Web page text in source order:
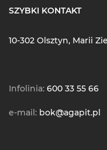
SZYBKI KONTAKT
10-302 Olsztyn, Marii
Infolinia: 600 33 55 66
e-mail: bok@agapit.pl